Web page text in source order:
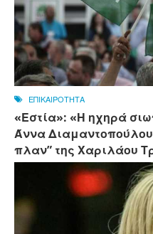
ΕΠΙΚΑΙΡΟΤΗΤΑ
«Εστία»: «Η ηχηρά
Άννα
πλαν” της Χαριλάου